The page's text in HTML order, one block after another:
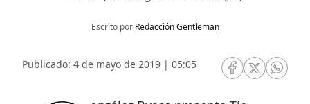
Escrito por Redacción Gentleman
Publicado: 4 de mayo de 2019 | 05:05
RRSS Facebook
RRSSRRSS